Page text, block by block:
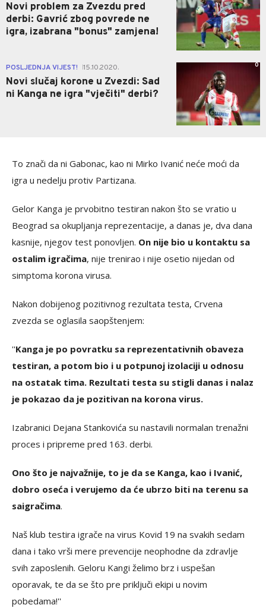
Novi problem za Zvezdu pred
derbi: Gavrić zbog povrede ne
igra, izabrana "bonus" zamjena!
POSLJEDNJA VIJEST! 15.10.2020.
Novi slučaj korone u Zvezdi: Sad
ni Kanga ne igra "vječiti" derbi?
0
To znači da ni Gabonac, kao ni Mirko Ivanić neće moći da
igra u nedelju protiv Partizana.
Gelor Kanga je prvobitno testiran nakon što se vratio u
Beograd sa okupljanja reprezentacije, a danas je, dva dana
kasnije, njegov test ponovljen. On nije bio u kontaktu sa
ostalim igračima, nije trenirao i nije osetio nijedan od
simptoma korona virusa.
Nakon dobijenog pozitivnog rezultata testa, Crvena
zvezda se oglasila saopštenjem:
''Kanga je po povratku sa reprezentativnih obaveza
testiran, a potom bio i u potpunoj izolaciji u odnosu
na ostatak tima. Rezultati testa su stigli danas i nalaz
je pokazao da je pozitivan na korona virus.
Izabranici Dejana Stankovića su nastavili normalan trenažni
proces i pripreme pred 163. derbi.
Ono što je najvažnije, to je da se Kanga, kao i Ivanić,
dobro oseća i verujemo da će ubrzo biti na terenu sa
saigračima.
Naš klub testira igrače na virus Kovid 19 na svakih sedam
dana i tako vrši mere prevencije neophodne da zdravlje
svih zaposlenih. Geloru Kangi želimo brz i uspešan
oporavak, te da se što pre priključi ekipi u novim
pobedama!''